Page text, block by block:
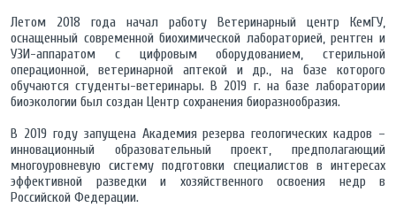
Летом 2018 года начал работу Ветеринарный центр КемГУ,
оснащенный современной биохимической лабораторией, рентген и
УЗИ-аппаратом с цифровым оборудованием, стерильной
операционной, ветеринарной аптекой и др., на базе которого
обучаются студенты-ветеринары. В 2019 г. на базе лаборатории
биоэкологии был создан Центр сохранения биоразнообразия.
В 2019 году запущена Академия резерва геологических кадров –
инновационный образовательный проект, предполагающий
многоуровневую систему подготовки специалистов в интересах
эффективной разведки и хозяйственного освоения недр в
Российской Федерации.